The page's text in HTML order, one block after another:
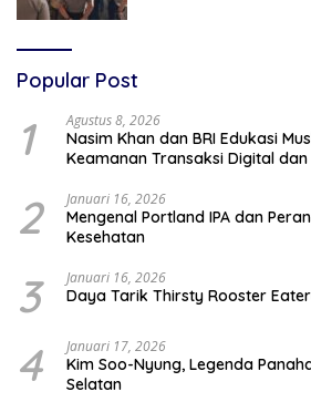
Popular Post
1 Agustus 8, 2026
Nasim Khan dan BRI Edukasi
Keamanan Transaksi Digital
2 Januari 16, 2026
Mengenal Portland IPA dan
Kesehatan
3 Januari 16, 2026
Daya Tarik Thirsty Rooster
4 Januari 17, 2026
Kim Soo-Nyung, Legenda
Selatan